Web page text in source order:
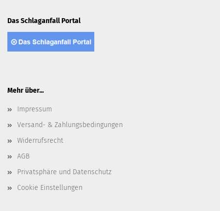
Das Schlaganfall Portal
Mehr über...
Impressum
Versand- & Zahlungsbedingungen
Widerrufsrecht
AGB
Privatsphäre und Datenschutz
Cookie Einstellungen